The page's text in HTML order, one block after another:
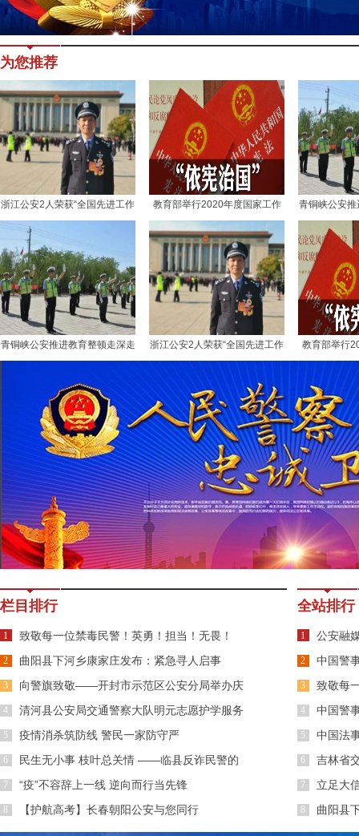
为您推荐
浙江公安2人荣获“全国先进工作
者”称号！
教育部举行2020年度国家工作
人员宪法宣誓仪式
青铜峡公安
青铜峡公安推进教育整顿走深走
实
浙江公安2人荣获“全国先进工作
者”称号！
教育部举行
人员宪
栏目排行
1 致敬每一位禁毒民警！英勇！担当！无畏！
2 曲阳县下河乡康家庄发布：紧急寻人启事
3
向警旗致敬——开封市示范区公安分局举办庆
祝警察节系列活动
4
清河县公安局交通警察大队明元志愿护学服务
队4周年
5 疫情消杀筑防线 警民一家防守严
6
民生无小事 枝叶总关情 ——临县反诈民警的
坚守
7 “疫”不容辞上一线 逆向而行当先锋
8 【护航高考】长春朝阳公安与您同行
全站排行
1 公安融
2
中国警
揭牌成立
3 致敬每
4 中国警
5
中国法
在京举办
6
吉林省
保工作
7 立足大
8 曲阳县